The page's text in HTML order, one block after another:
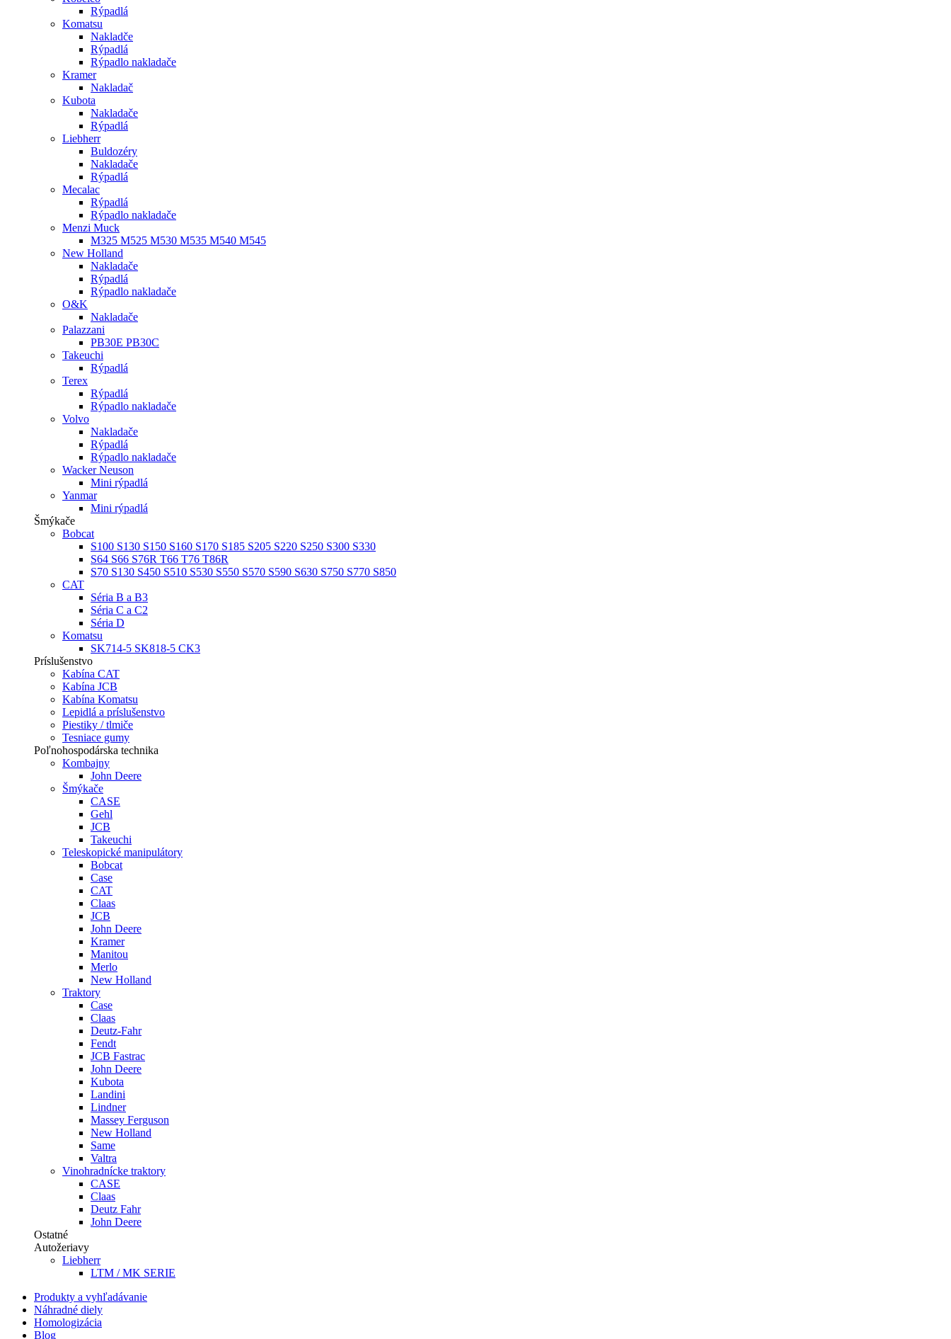
Rýpadlá
Komatsu
Nakladče
Rýpadlá
Rýpadlo nakladače
Kramer
Nakladač
Kubota
Nakladače
Rýpadlá
Liebherr
Buldozéry
Nakladače
Rýpadlá
Mecalac
Rýpadlá
Rýpadlo nakladače
Menzi Muck
M325 M525 M530 M535 M540 M545
New Holland
Nakladače
Rýpadlá
Rýpadlo nakladače
O&K
Nakladače
Palazzani
PB30E PB30C
Takeuchi
Rýpadlá
Terex
Rýpadlá
Rýpadlo nakladače
Volvo
Nakladače
Rýpadlá
Rýpadlo nakladače
Wacker Neuson
Mini rýpadlá
Yanmar
Mini rýpadlá
Šmýkače
Bobcat
S100 S130 S150 S160 S170 S185 S205 S220 S250 S300 S330
S64 S66 S76R T66 T76 T86R
S70 S130 S450 S510 S530 S550 S570 S590 S630 S750 S770 S850
CAT
Séria B a B3
Séria C a C2
Séria D
Komatsu
SK714-5 SK818-5 CK3
Príslušenstvo
Kabína CAT
Kabína JCB
Kabína Komatsu
Lepidlá a príslušenstvo
Piestiky / tlmiče
Tesniace gumy
Poľnohospodárska technika
Kombajny
John Deere
Šmýkače
CASE
Gehl
JCB
Takeuchi
Teleskopické manipulátory
Bobcat
Case
CAT
Claas
JCB
John Deere
Kramer
Manitou
Merlo
New Holland
Traktory
Case
Claas
Deutz-Fahr
Fendt
JCB Fastrac
John Deere
Kubota
Landini
Lindner
Massey Ferguson
New Holland
Same
Valtra
Vinohradnícke traktory
CASE
Claas
Deutz Fahr
John Deere
Ostatné
Autožeriavy
Liebherr
LTM / MK SERIE
Produkty a vyhľadávanie
Náhradné diely
Homologizácia
Blog